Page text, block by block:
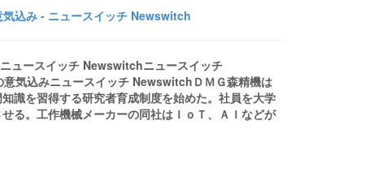
気込み - ニュースイッチ Newswitch
ュースイッチ Newswitchニュースイッチ
気込みニュースイッチ NewswitchＤＭＧ森精機は
識を習得する研究者育成制度を始めた。社員を大学
る。工作機械メーカーの同社はＩｏＴ、ＡＩなどが